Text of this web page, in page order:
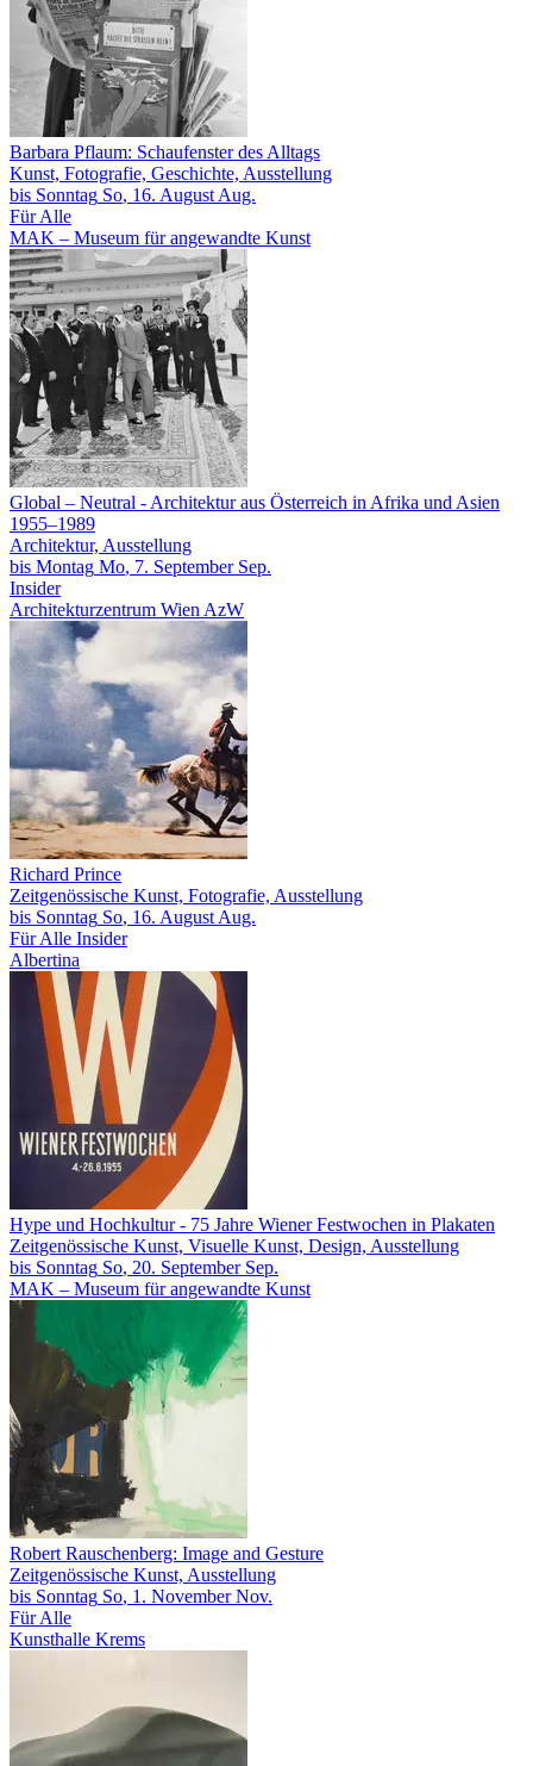
Barbara Pflaum: Schaufenster des Alltags
Kunst, Fotografie, Geschichte, Ausstellung
bis Sonntag So, 16. August Aug.
Für Alle
MAK – Museum für angewandte Kunst
Global – Neutral - Architektur aus Österreich in Afrika und Asien
1955–1989
Architektur, Ausstellung
bis Montag Mo, 7. September Sep.
Insider
Architekturzentrum Wien AzW
Richard Prince
Zeitgenössische Kunst, Fotografie, Ausstellung
bis Sonntag So, 16. August Aug.
Für Alle Insider
Albertina
Hype und Hochkultur- 75 Jahre Wiener Festwochen in Plakaten
Zeitgenössische Kunst, Visuelle Kunst, Design, Ausstellung
bis Sonntag So, 20. September Sep.
MAK – Museum für angewandte Kunst
Robert Rauschenberg: Image and Gesture
Zeitgenössische Kunst, Ausstellung
bis Sonntag So, 1. November Nov.
Für Alle
Kunsthalle Krems